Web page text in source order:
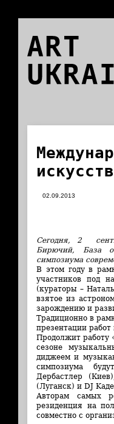
ART
02.09.2013
Cегодня, 2
Бирючий, База
симпозиума
В этом году в
участников под
(кураторы –
взятое из
зарождению и
Традиционно в
презентации
Продолжит работу
сезоне
диджеем и
симпозиума
Дербастлер
(Луганск) и DJ
Авторам самых
резиденция на
совместно с